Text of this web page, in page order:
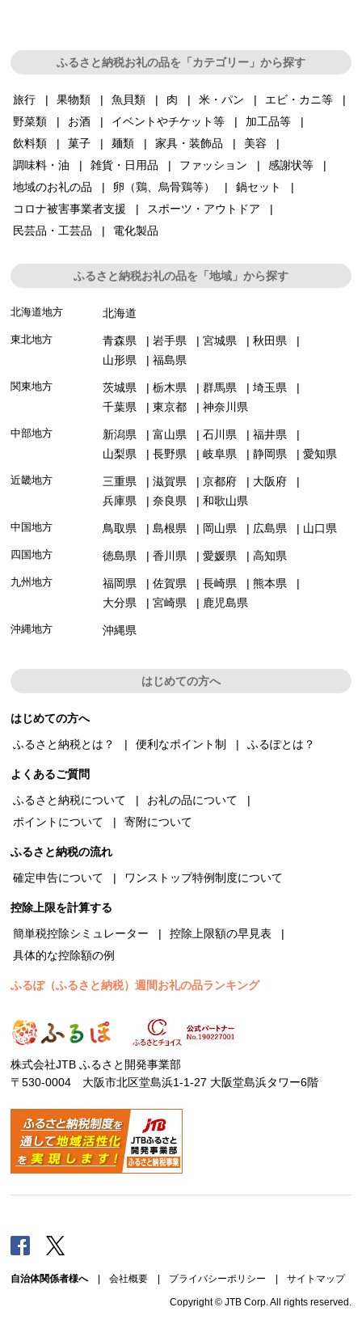
ふるさと納税お礼の品を「カテゴリー」から探す
旅行 果物類 魚貝類 肉 米・パン
エビ・カニ等
野菜類
お酒 イベントやチケット等
加工品等
飲料類
菓子 麺類 家具・装飾品
美容
調味料・油
雑貨・日用品 ファッション
感謝状等
地域のお礼の品
卵（鶏、烏骨鶏等）
鍋セット
コロナ被害事業者支援
スポーツ・アウトドア
民芸品・工芸品
電化製品
ふるさと納税お礼の品を「地域」から探す
北海道地方 北海道
東北地方 青森県 岩手県 宮城県
秋田県
山形県
福島県
関東地方 茨城県 栃木県 群馬県
埼玉県
千葉県
東京都 神奈川県
中部地方 新潟県 富山県 石川県
福井県
山梨県
長野県 岐阜県 静岡県 愛知県
近畿地方 三重県 滋賀県 京都府
大阪府
兵庫県
奈良県 和歌山県
中国地方 鳥取県 島根県 岡山県 広島県 山口県
四国地方 徳島県 香川県 愛媛県 高知県
九州地方 福岡県 佐賀県 長崎県
熊本県
大分県
宮崎県 鹿児島県
沖縄地方 沖縄県
はじめての方へ
はじめての方へ
ふるさと納税とは？
便利なポイント制 ふるぽとは？
よくあるご質問
ふるさと納税について
お礼の品について
ポイントについて
寄附について
ふるさと納税の流れ
確定申告について
ワンストップ特例制度について
控除上限を計算する
簡単税控除シミュレーター
控除上限額の早見表
具体的な控除額の例
ふるぽ（ふるさと納税）週間お礼の品ランキング
株式会社JTB ふるさと開発事業部
〒530-0004 大阪市北区堂島浜1-1-27 大阪堂島浜タワー6階
Facebook
自治体関係者様へ| 会社概要 プライバシーポリシー サイトマップ
Copyright © JTB Corp. All rights reserved.